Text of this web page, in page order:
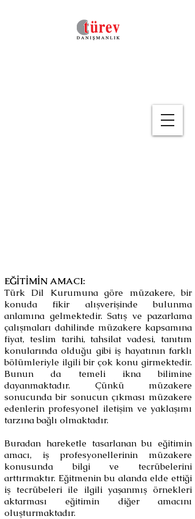
EĞİTİMİN AMACI:
Türk Dil Kurumuna göre müzakere, bir
konuda fikir alışverişinde bulunma
anlamına gelmektedir. Satış ve pazarlama
çalışmaları dahilinde müzakere kapsamına
fiyat, teslim tarihi, tahsilat vadesi, tanıtım
konularında olduğu gibi iş hayatının farklı
bölümleriyle ilgili bir çok konu girmektedir.
Bunun da temeli ikna bilimine
dayanmaktadır. Çünkü müzakere
sonucunda bir sonucun çıkması müzakere
edenlerin profesyonel iletişim ve yaklaşımı
tarzına bağlı olmaktadır.
Buradan hareketle tasarlanan bu eğitimin
amacı, iş profesyonellerinin müzakere
konusunda bilgi ve tecrübelerini
arttırmaktır. Eğitmenin bu alanda elde ettiği
iş tecrübeleri ile ilgili yaşanmış örnekleri
aktarması eğitimin diğer amacını
oluşturmaktadır.